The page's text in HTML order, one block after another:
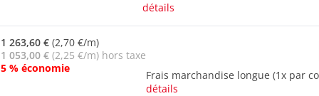
détails
1 263,60 € (2,70 €/m)
1 053,00 € (2,25 €/m) hors taxe
5 % économie
Frais marchandise longue (1x par
détails